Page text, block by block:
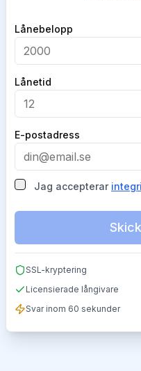
Company
Lånebelopp
Lånetid
E-postadress
Jag accepterar
SSL-kryptering
Licensierade långivare
Svar inom 60 sekunder